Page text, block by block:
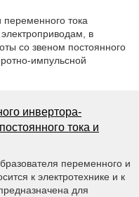
переменного тока
в
со звеном постоянного
импульсной
инвертора-
тока и
переменного и
к электротехнике и к
для